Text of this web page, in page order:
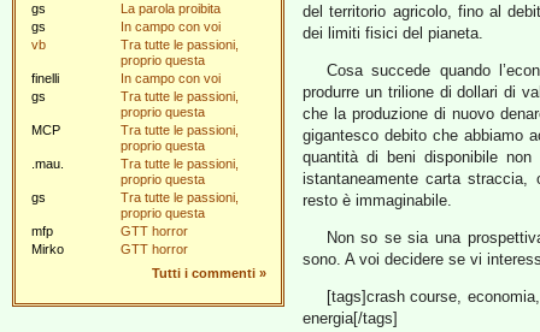
gs
La parola proibita
gs
In campo con voi
vb
Tra tutte le passioni,
proprio questa
finelli
In campo con voi
gs
Tra tutte le passioni,
proprio questa
MCP
Tra tutte le passioni,
proprio questa
.mau.
Tra tutte le passioni,
proprio questa
gs
Tra tutte le passioni,
proprio questa
mfp
GTT horror
Mirko
GTT horror
Tutti i commenti »
del territorio agricolo, fino al
dei limiti fisici del pianeta.
Cosa succede quando
produrre un trilione di dollari di
che la produzione di nuovo
gigantesco debito che abbiamo
quantità di beni disponibile
istantaneamente carta
resto è immaginabile.
Non so se sia una
sono. A voi decidere se vi
[tags]crash course,
energia[/tags]